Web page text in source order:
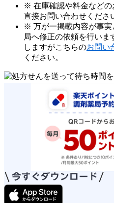
※ 在庫確認や料金など
直接お問い合わせくださ
※ 万が一掲載内容が事
局へ修正の依頼を行いま
しますがこちらのお問い
ください。